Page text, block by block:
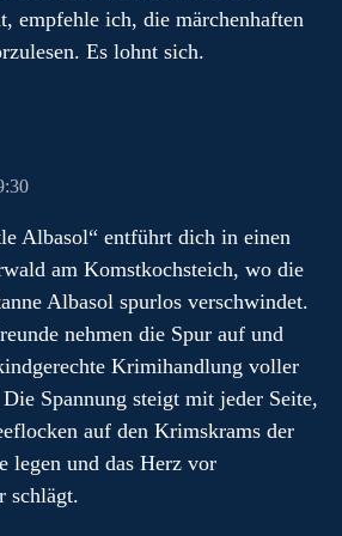
empfehle ich, die märchenhaften
Es lohnt sich.
Albasol“ entführt dich in einen
am Komstkochsteich, wo die
Albasol spurlos verschwindet.
nehmen die Spur auf und
Krimihandlung voller
Spannung steigt mit jeder Seite,
auf den Krimskrams der
legen und das Herz vor
schlägt.